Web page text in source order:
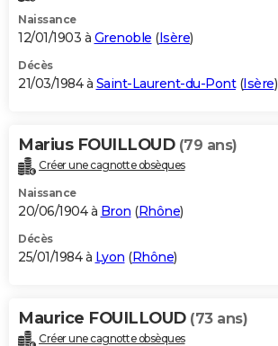
Naissance
12/01/1903 à Grenoble (Isère)
Décès
21/03/1984 à Saint-Laurent-du-Pont(Isère)
Marius FOUILLOUD (79 ans)
Créer une cagnotte obsèques
Naissance
20/06/1904 à Bron (Rhône)
Décès
25/01/1984 à Lyon (Rhône)
Maurice FOUILLOUD (73 ans)
Créer une cagnotte obsèques